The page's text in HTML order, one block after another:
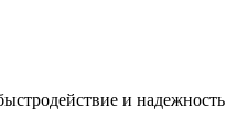
и надежность